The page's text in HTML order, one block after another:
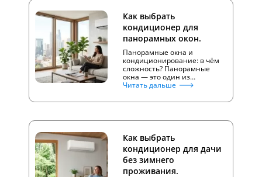
Как выбрать
кондиционер для
панорамных окон.
Панорамные окна и
кондиционирование: в чём
сложность? Панорамные
окна — это один из…
Читать дальше
Как выбрать
кондиционер для дачи
без зимнего
проживания.